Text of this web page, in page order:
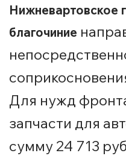
Нижневартовское
благочиние
Для нужд
запчасти для
сумму 24 713